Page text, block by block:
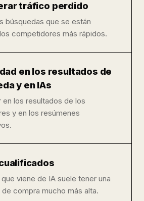
tráfico perdido
búsquedas que se están
competidores más rápidos.
en los resultados de
y en IAs
en los resultados de los
y en los resúmenes
viene de IA suele tener una
compra mucho más alta.